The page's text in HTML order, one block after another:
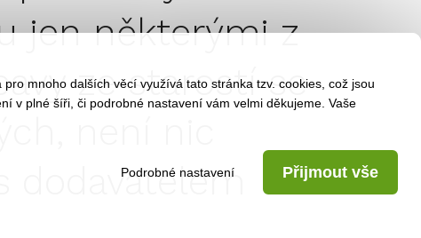
jen některými z
ze starostí se
dodavatelem
mnoho dalších věcí využívá tato stránka tzv. cookies, což jsou
v plné šíři, či podrobné nastavení vám velmi děkujeme. Vaše
Přijmout vše
Podrobné nastavení